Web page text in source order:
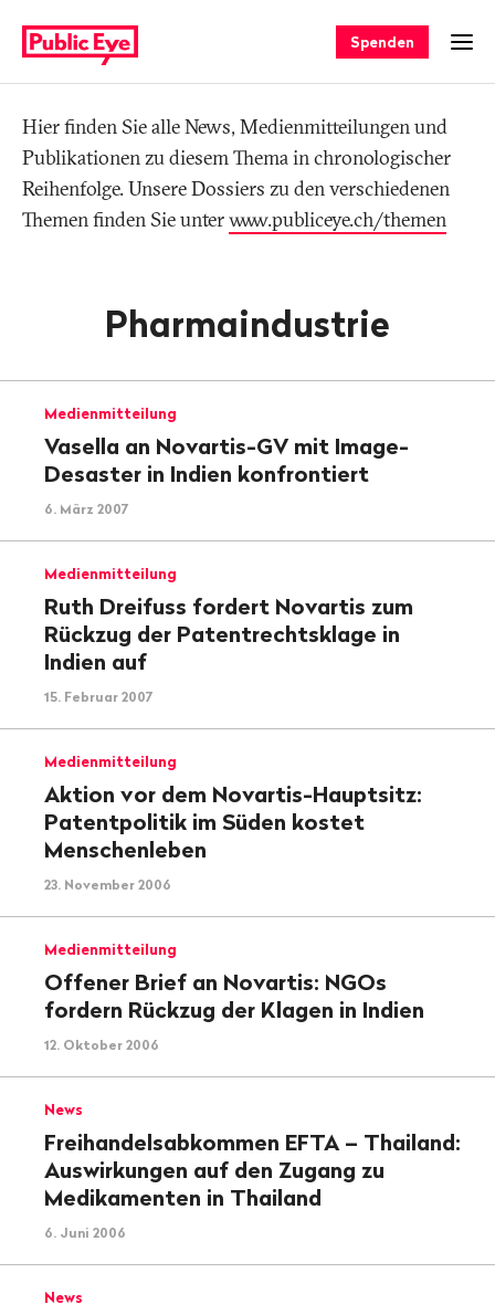
auf
publiceye.ch
Spenden
Tag
Hier finden Sie alle News, Medienmitteilungen und
Publikationen zu diesem Thema in chronologischer
Reihenfolge. Unsere Dossiers zu den verschiedenen
Themen finden Sie unterwww.publiceye.ch/themen
Pharmaindustrie
Medienmitteilung
Vasella an Novartis-GV mit Image-
Desaster in Indien konfrontiert
6. März 2007
Medienmitteilung
Ruth Dreifuss fordert Novartis zum
Rückzug der Patentrechtsklage in
Indien auf
15. Februar 2007
Medienmitteilung
Aktion vor dem Novartis-Hauptsitz:
Patentpolitik im Süden kostet
Menschenleben
23. November 2006
Medienmitteilung
Offener Brief an Novartis: NGOs
fordern Rückzug der Klagen in Indien
12. Oktober 2006
News
Freihandelsabkommen EFTA – Thailand:
Auswirkungen auf den Zugang zu
Medikamenten in Thailand
6. Juni 2006
News